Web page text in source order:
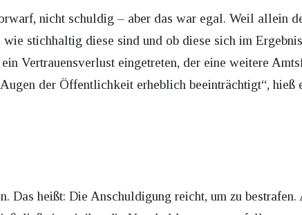
nicht schuldig – aber das war egal. Weil allein
stichhaltig diese sind und ob diese sich im
Vertrauensverlust eingetreten, der eine weitere
der Öffentlichkeit erheblich beeinträchtigt“, hieß
Das heißt: Die Anschuldigung reicht, um zu bestrafen.